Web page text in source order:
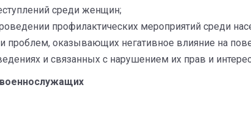
среди женщин;
профилактических мероприятий среди
проблем, оказывающих негативное влияние на
и связанных с нарушением их прав и